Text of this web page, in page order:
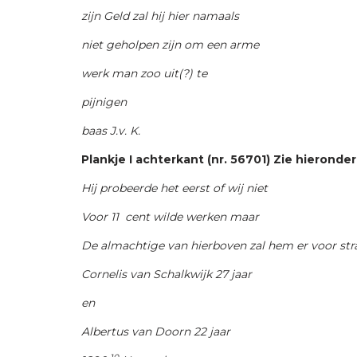
zijn Geld zal hij hier namaals
niet geholpen zijn om een arme
werk man zoo uit(?) te
pijnigen
baas J.v. K.
Plankje I achterkant (nr. 56701) Zie
Hij probeerde het eerst of wij niet
Voor 11 cent wilde werken maar
De almachtige van hierboven zal hem er voor
Cornelis van Schalkwijk 27 jaar
en
Albertus van Doorn 22 jaar